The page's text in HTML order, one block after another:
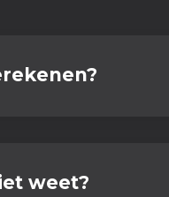
weet?